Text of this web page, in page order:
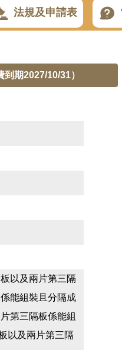
法規及申請表
期2027/10/31）
以及兩片第三隔
能組裝且分隔成
第三隔板係能組
以及兩片第三隔